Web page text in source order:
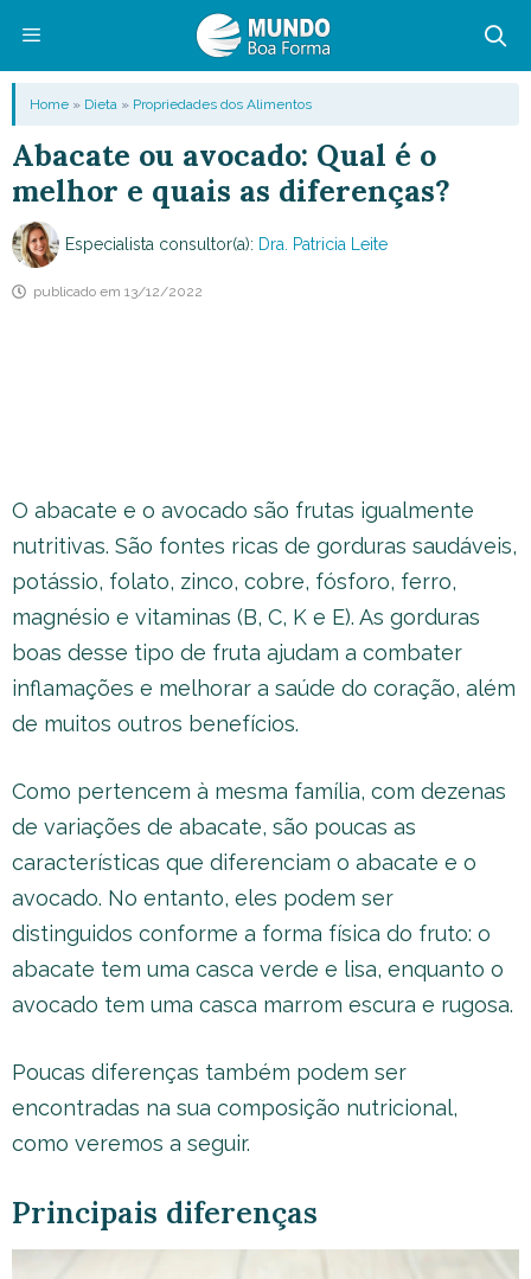
conteúdo
Menu
Home » Dieta » Propriedades dos Alimentos
Abacate ou avocado: Qual é o
melhor e quais as diferenças?
Especialista consultor(a): Dra. Patricia Leite
publicado em 13/12/2022
O abacate e o avocado são frutas igualmente
nutritivas. São fontes ricas de gorduras saudáveis,
potássio, folato, zinco, cobre, fósforo, ferro,
magnésio e vitaminas (B, C, K e E). As gorduras
boas desse tipo de fruta ajudam a combater
inflamações e melhorar a saúde do coração, além
de muitos outros benefícios.
Como pertencem à mesma família, com dezenas
de variações de abacate, são poucas as
características que diferenciam o abacate e o
avocado. No entanto, eles podem ser
distinguidos conforme a forma física do fruto: o
abacate tem uma casca verde e lisa, enquanto o
avocado tem uma casca marrom escura e rugosa.
Poucas diferenças também podem ser
encontradas na sua composição nutricional,
como veremos a seguir.
Principais diferenças